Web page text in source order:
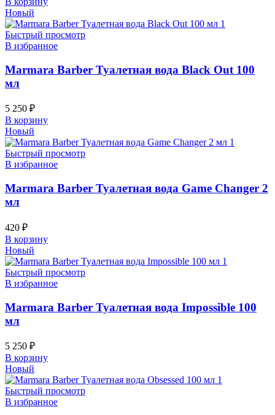
Новый
Быстрый просмотр
В избранное
Marmara Barber Туалетная вода Black Out 100
мл
5 250 ₽
В корзину
Новый
Быстрый просмотр
В избранное
Marmara Barber Туалетная вода Game Changer 2
мл
420 ₽
В корзину
Новый
Быстрый просмотр
В избранное
Marmara Barber Туалетная вода Impossible 100
мл
5 250 ₽
В корзину
Новый
Быстрый просмотр
В избранное